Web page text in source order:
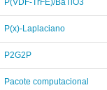
P(x)-Laplaciano
P2G2P
Pacote computacional